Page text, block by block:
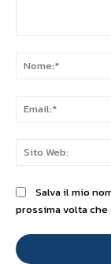
Salva il mio
prossima volta che